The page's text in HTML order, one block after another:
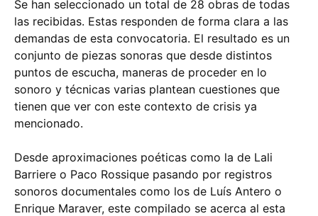
Se han seleccionado un total de 28 obras de todas
las recibidas. Estas responden de forma clara a las
demandas de esta convocatoria. El resultado es un
conjunto de piezas sonoras que desde distintos
puntos de escucha, maneras de proceder en lo
sonoro y técnicas varias plantean cuestiones que
tienen que ver con este contexto de crisis ya
mencionado.
Desde aproximaciones poéticas como la de Lali
Barriere o Paco Rossique pasando por registros
sonoros documentales como los de Luís Antero o
Enrique Maraver, este compilado se acerca al esta